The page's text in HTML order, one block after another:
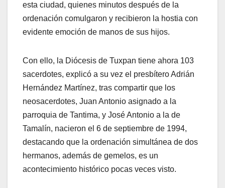
esta ciudad, quienes minutos después de la
ordenación comulgaron y recibieron la hostia con
evidente emoción de manos de sus hijos.
Con ello, la Diócesis de Tuxpan tiene ahora 103
sacerdotes, explicó a su vez el presbítero Adrián
Hernández Martínez, tras compartir que los
neosacerdotes, Juan Antonio asignado a la
parroquia de Tantima, y José Antonio a la de
Tamalín, nacieron el 6 de septiembre de 1994,
destacando que la ordenación simultánea de dos
hermanos, además de gemelos, es un
acontecimiento histórico pocas veces visto.